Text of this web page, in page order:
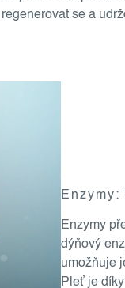
se a
Enzymy:
Enzymy
dýňový
umožňuje
Pleť je